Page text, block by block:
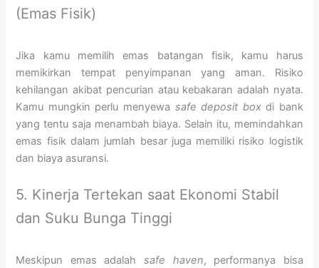
(Emas Fisik)
Jika kamu memilih emas batangan fisik, kamu harus
memikirkan tempat penyimpanan yang aman. Risiko
kehilangan akibat pencurian atau kebakaran adalah nyata.
Kamu mungkin perlu menyewa safe deposit boxdi bank
yang tentu saja menambah biaya. Selain itu, memindahkan
emas fisik dalam jumlah besar juga memiliki risiko logistik
dan biaya asuransi.
5. Kinerja Tertekan saat Ekonomi Stabil
dan Suku Bunga Tinggi
Meskipun emas adalah safe haven, performanya bisa